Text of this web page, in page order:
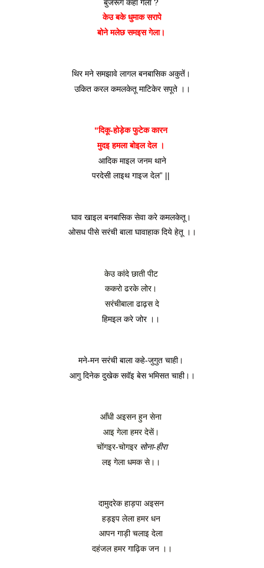
बुजरूग कहाँ गेला ?
केउ बके धुमाक सरापे
बोने मलेछ समइस गेला।
थिर मने समझावे लागल बनबासिक अकुतें।
उकित करल कमलकेतू माटिकेर सपूते ।।
“दिकू-होड़ेक फुटेक कारन
मुदइ हमला बोइल देल ।
आदिक माइल जनम थाने
परदेसी लाइथ गाइज देल” ||
घाव खाइल बनबासिक सेवा करे कमलकेतू।
ओसध पीसे सरंची बाला घावाहाक दिये हेतू ।।
केउ कांदे छाती पीट
ककरो ढरके लोर।
सरंचीबाला ढाढ़स दे
हिमइल करे जोर ।।
मने-मन सरंची बाला कहे-जुगुत चाही।
आगु दिनेक दुखेक सवॅइ बेस भमिसत चाही।।
आँधी अइसन हुन सेना
आइ गेला हमर देसें।
चोंगइर-चोगइर सोना-हीरा
लइ गेला धमक से।।
दामुदरेक हाड़पा अइसन
हड़इप लेला हमर धन
आपन गाड़ी चलाइ देला
दहंजल हमर गाढ़िक जन ।।